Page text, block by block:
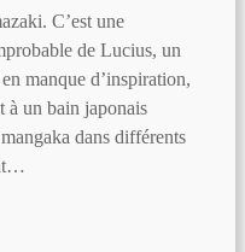
C’est une
de Lucius, un
manque d’inspiration,
à un bain japonais
dans différents